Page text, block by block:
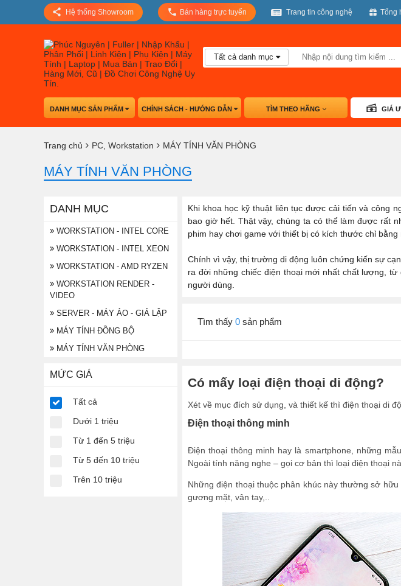
Hệ thống Showroom Bán hàng trực tuyến Trang tin công nghệ Tổng
Tất cả danh mục
DANH MỤC SẢN PHẨM CHÍNH SÁCH - HƯỚNG DẪN TÌM THEO HÃNG GIÁ
Trang chủ PC, Workstation MÁY TÍNH VĂN PHÒNG
MÁY TÍNH VĂN PHÒNG
DANH MỤC
WORKSTATION - INTEL CORE
WORKSTATION - INTEL XEON
WORKSTATION - AMD RYZEN
WORKSTATION RENDER -
VIDEO
SERVER - MÁY ẢO - GIẢ LẬP
MÁY TÍNH ĐỒNG BỘ
MÁY TÍNH VĂN PHÒNG
MỨC GIÁ
Tất cả
Dưới 1 triệu
Từ 1 đến 5 triệu
Từ 5 đến 10 triệu
Trên 10 triệu
Khi khoa học kỹ thuật liên tục được cải tiến và công
bao giờ hết. Thật vậy, chúng ta có thể làm được rất
phim hay chơi game với thiết bị có kích thước chỉ bằng
Chính vì vậy, thị trường di động luôn chứng kiến sự
ra đời những chiếc điện thoại mới nhất chất lượng,
người dùng.
Tìm thấy 0 sản phẩm
Có mấy loại điện thoại di động?
Xét về mục đích sử dụng, và thiết kế thì điện thoại di
Điện thoại thông minh
Điện thoại thông minh hay là smartphone, những
Ngoài tính năng nghe – gọi cơ bản thì loại điện thoại
Những điện thoại thuộc phân khúc này thường sở
gương mặt, vân tay,..